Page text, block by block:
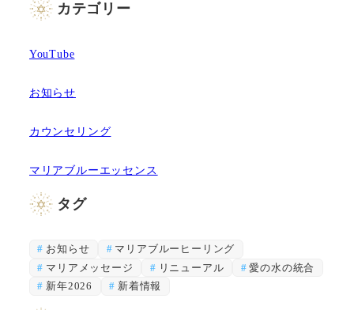
カテゴリー
YouTube
お知らせ
カウンセリング
マリアブルーエッセンス
タグ
お知らせ
マリアブルーヒーリング
マリアメッセージ
リニューアル
愛の水の統合
新年2026
新着情報